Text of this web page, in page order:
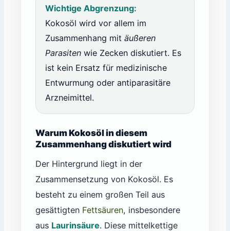
Wichtige Abgrenzung:
Kokosöl wird vor allem im
Zusammenhang mitäußeren
Parasiten wie Zecken diskutiert. Es
ist kein Ersatz für medizinische
Entwurmung oder antiparasitäre
Arzneimittel.
Warum Kokosöl in diesem
Zusammenhang diskutiert wird
Der Hintergrund liegt in der
Zusammensetzung von Kokosöl. Es
besteht zu einem großen Teil aus
gesättigten Fettsäuren, insbesondere
aus Laurinsäure. Diese mittelkettige